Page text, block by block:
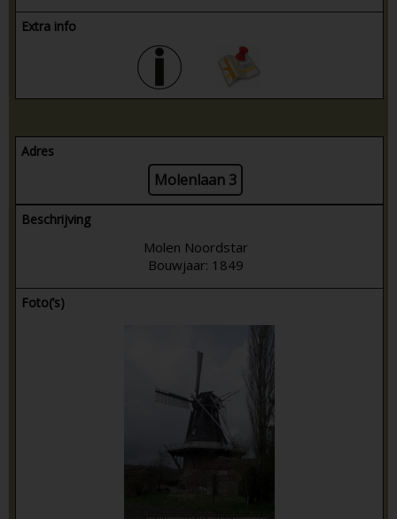
Extra info
Adres
Molenlaan 3
Beschrijving
Molen Noordstar
Bouwjaar: 1849
Foto(’s)